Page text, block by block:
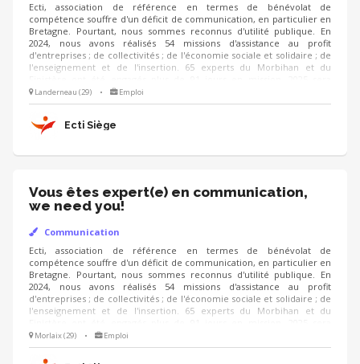
Ecti, association de référence en termes de bénévolat de
compétence souffre d'un déficit de communication, en particulier en
Bretagne. Pourtant, nous sommes reconnus d'utilité publique. En
2024, nous avons réalisés 54 missions d'assistance au profit
d'entreprises ; de collectivités ; de l'économie sociale et solidaire ; de
l'enseignement et de l'insertion. 65 experts du Morbihan et du
encore plus chargée. Les résultats sont notables, mais la notoriété
reste confidentielle. Nous avons besoin d'un professionnel qui sera
capable, en liaison avec nos instances parisiennes, de nous faire
connaître au plan départemental et régional.
Landerneau (29) • Emploi
Ecti Siège
Vous êtes expert(e) en communication,
we need you!
Communication
Ecti, association de référence en termes de bénévolat de
compétence souffre d'un déficit de communication, en particulier en
Bretagne. Pourtant, nous sommes reconnus d'utilité publique. En
2024, nous avons réalisés 54 missions d'assistance au profit
d'entreprises ; de collectivités ; de l'économie sociale et solidaire ; de
l'enseignement et de l'insertion. 65 experts du Morbihan et du
encore plus chargée. Les résultats sont notables, mais la notoriété
reste confidentielle. Nous avons besoin d'un professionnel qui sera
capable, en liaison avec nos instances parisiennes, de nous faire
Morlaix (29) • Emploi